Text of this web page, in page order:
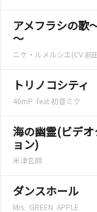
アメフラシの歌
～
ニケ・ルメルシエ(CV:前
トリノコシティ
40mP feat.初音ミク
海の幽霊(ビデ
ョン)
米津玄師
ダンスホール
Mrs. GREEN APPLE